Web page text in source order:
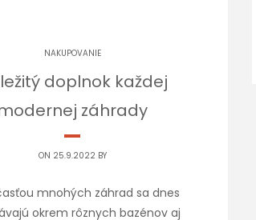
NAKUPOVANIE
doplnok každej
záhrady
ON 25.9.2022 BY
mnohých záhrad sa dnes
okrem rôznych bazénov aj